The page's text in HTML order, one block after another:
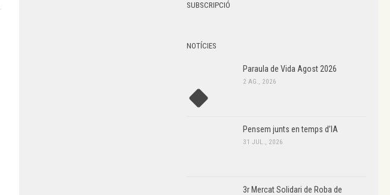
SUBSCRIPCIÓ
NOTÍCIES
Paraula de Vida Agost 2026
2 AG., 2026
Pensem junts en temps d’IA
31 JUL., 2026
3r Mercat Solidari de Roba de